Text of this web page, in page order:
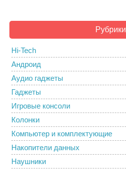
Рубрики
Hi-Tech
Андроид
Аудио гаджеты
Гаджеты
Игровые консоли
Колонки
Компьютер и комплектующие
Накопители данных
Наушники